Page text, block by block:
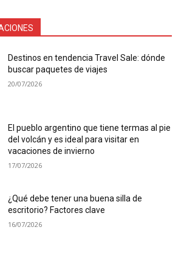
Destinos en tendencia Travel Sale: dónde
buscar paquetes de viajes
20/07/2026
El pueblo argentino que tiene termas al pie
del volcán y es ideal para visitar en
vacaciones de invierno
17/07/2026
¿Qué debe tener una buena silla de
escritorio? Factores clave
16/07/2026